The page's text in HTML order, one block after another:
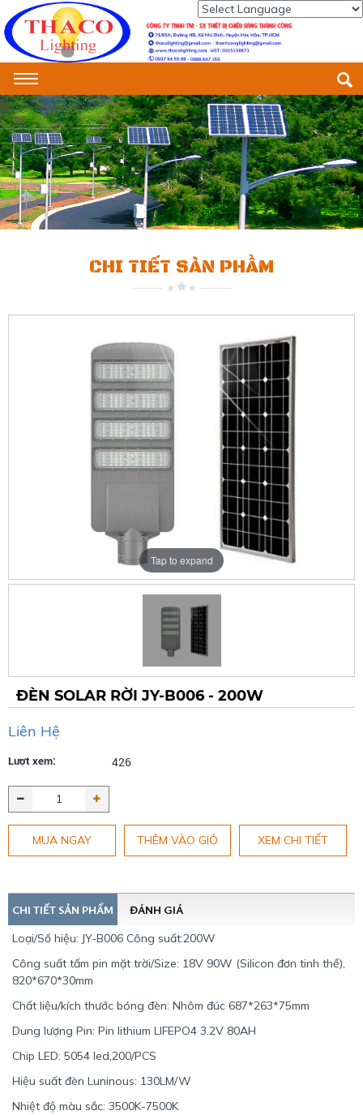
Powered by
CHI TIẾT SẢN PHẨM
Tap to expand
ĐÈN SOLAR RỜI JY-B006 - 200W
Liên Hệ
Lượt xem: 426
MUA NGAY THÊM VÀO GIỎ XEM CHI TIẾT
CHI TIẾT SẢN PHẨM ĐÁNH GIÁ
Loại/Số hiệu: JY-B006 Công suất:200W
Công suất tấm pin mặt trời/Size: 18V 90W (Silicon đơn tinh thể),
820*670*30mm
Chất liệu/kích thước bóng đèn: Nhôm đúc 687*263*75mm
Dung lượng Pin: Pin lithium LIFEPO4 3.2V 80AH
Chip LED: 5054 led,200/PCS
Hiệu suất đèn Luninous: 130LM/W
Nhiệt độ màu sắc: 3500K-7500K